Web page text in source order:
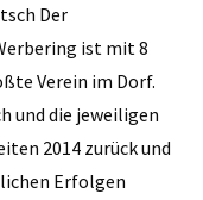
Der
ist mit 8
Verein im Dorf.
und die jeweiligen
2014 zurück und
Erfolgen